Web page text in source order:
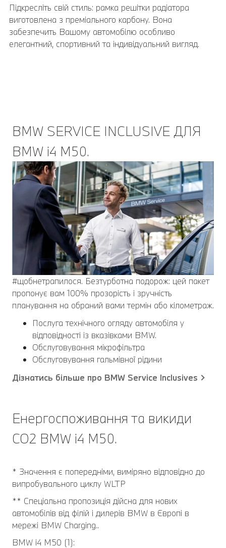
Підкресліть свій стиль: рамка решітки радіатора
виготовлена з преміального карбону. Вона
забезпечить Вашому автомобілю особливо
елегантний, спортивний та індивідуальний вигляд.
перевозити гоночні, туристичні, гірські або дитячі
велосипеди вагою до 20 кг.
BMW SERVICE INCLUSIVE ДЛЯ
BMW i4 M50.
#щобнетрапилося. Безтурботна подорож: цей пакет
пропонує вам 100% прозорість і зручність
планування на обраний вами термін або кілометраж.
Послуга технічного огляду автомобіля у
відповідності із вказівками BMW.
Обслуговування мікрофільтра
Обслуговування гальмівної рідини
Дізнатись більше про BMW Service Inclusives
Енергоспоживання та викиди
CO2 BMW i4 M50.
* Значення є попередніми, виміряно відповідно до
випробувального циклу WLTP
** Спеціальна пропозиція дійсна для нових
автомобілів від філій і дилерів BMW в Європі в
мережі BMW Charging..
BMW i4 M50 (1):